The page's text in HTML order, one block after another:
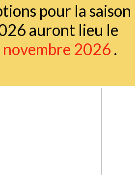
pour la saison
auront lieu le
novembre 2026 .